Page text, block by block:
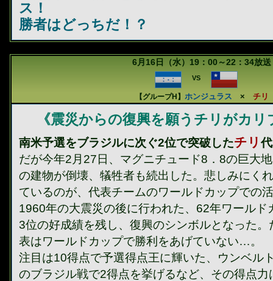
ス！
勝者はどっちだ！？
6月16日（水）19：00～22：34放送
VS
【グループH】 ホンジュラス × チリ
《震災からの復興を願うチリがカ
南米予選をブラジルに次ぐ2位で突破したチリ
だが今年2月27日、マグニチュード8．8の巨大
の建物が倒壊、犠牲者も続出した。悲しみにく
ているのが、代表チームのワールドカップでの
1960年の大震災の後に行われた、62年ワールド
3位の好成績を残し、復興のシンボルとなった
表はワールドカップで勝利をあげていない…。
注目は10得点で予選得点王に輝いた、ウンベル
のブラジル戦で2得点を挙げるなど、その得点